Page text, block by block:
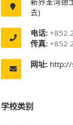
去)
电话: +852
传真: +852
网址: http://
学校类别